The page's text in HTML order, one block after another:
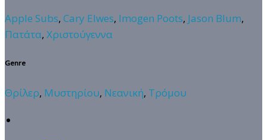
Apple Subs, Cary Elwes, Imogen Poots, Jason Blum,
Πατάτα, Χριστούγεννα
Genre
Θρίλερ, Μυστηρίου, Νεανική, Τρόμου